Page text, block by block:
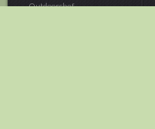
Outdoorchef...